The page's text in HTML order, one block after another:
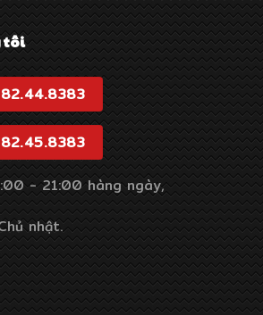
tôi
- 21:00 hàng ngày,
nhật.